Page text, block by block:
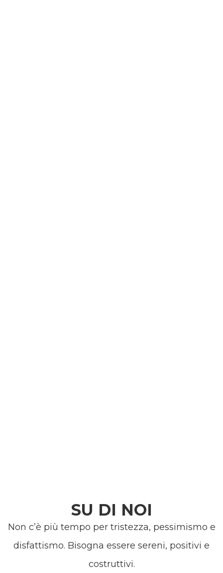
SU DI NOI
Non c’è più tempo per tristezza, pessimismo e
disfattismo. Bisogna essere sereni, positivi e
costruttivi.